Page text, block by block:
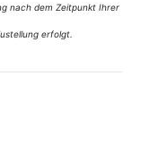
nach dem Zeitpunkt Ihrer
erfolgt.